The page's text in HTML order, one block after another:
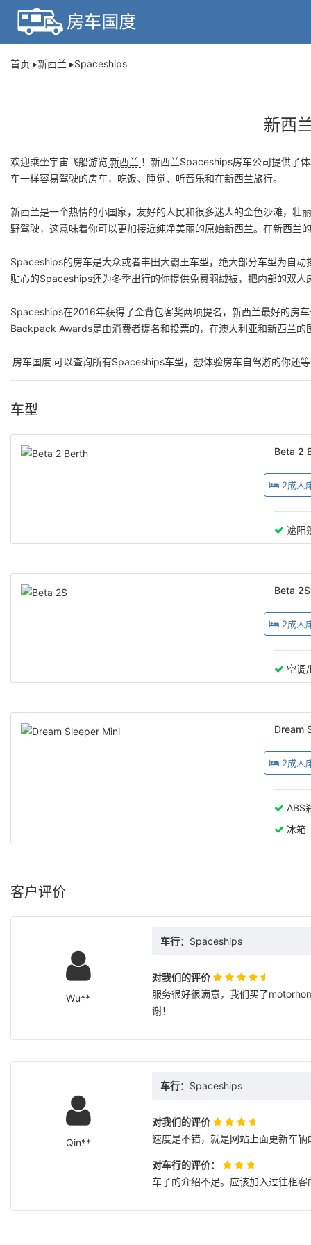
首页 新西兰 Spaceships
新西
欢迎乘坐宇宙飞船游览 新西兰 ！新西兰Spaceships房车公司提供了
车一样容易驾驶的房车，吃饭、睡觉、听音乐和在新西兰旅行。
新西兰是一个热情的小国家，友好的人民和很多迷人的金色沙滩，
野驾驶，这意味着你可以更加接近纯净美丽的原始新西兰。在新西兰
Spaceships的房车是大众或者丰田大霸王车型，绝大部分车型为自
贴心的Spaceships还为冬季出行的你提供免费羽绒被，把内部的双
Spaceships在2016年获得了金背包客奖两项提名，新西兰最好的房
Backpack Awards是由消费者提名和投票的，在澳大利亚和新西兰的
房车国度可以查询所有Spaceships车型，想体验房车自驾游的你还
车型
Beta 2
2成人
遮阳
Beta 2S
2成人
空调
Dream
2成人
ABS
冰箱
客户评价
Wu**
车行：Spaceships
对我们的评价
服务很好很满意，我们买了
谢！
Qin**
车行：Spaceships
对我们的评价
速度是不错，就是网站上面更新车辆
对车行的评价：
车子的介绍不足。应该加入过往租